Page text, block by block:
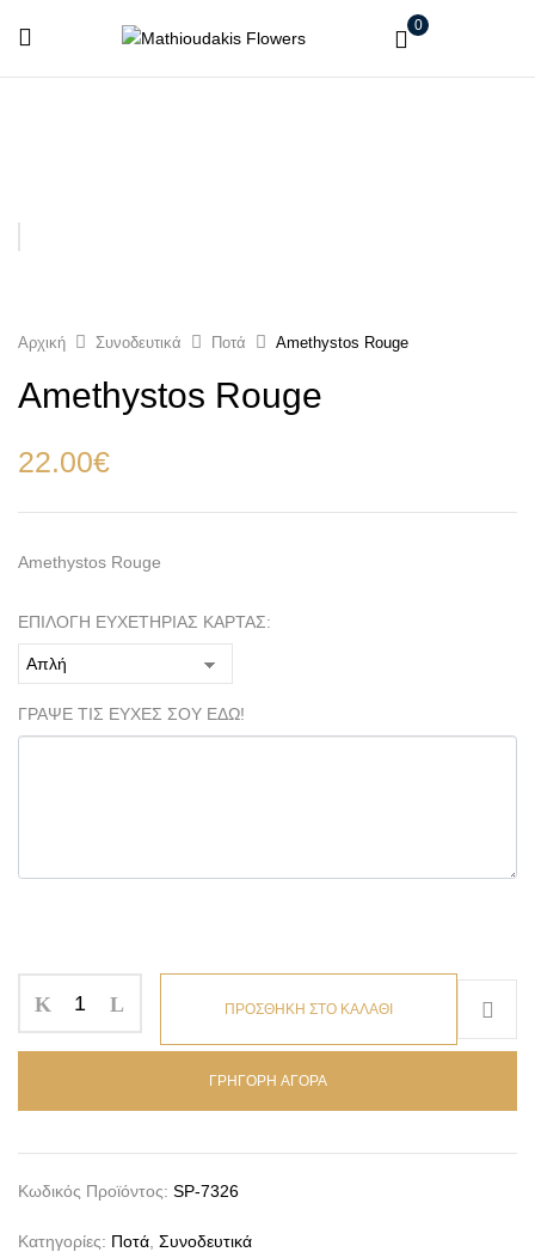
0
Αρχική Συνοδευτικά Ποτά Amethystos Rouge
Amethystos Rouge
22.00€
Amethystos Rouge
ΕΠΙΛΟΓΗ ΕΥΧΕΤΗΡΙΑΣ ΚΑΡΤΑΣ:
ΓΡΑΨΕ ΤΙΣ ΕΥΧΕΣ ΣΟΥ ΕΔΩ!
ΠΡΟΣΘΗΚΗ ΣΤΟ ΚΑΛΑΘΙ
ΓΡΗΓΟΡΗ ΑΓΟΡΑ
Κωδικός Προϊόντος: SP-7326
Κατηγορίες: Ποτά, Συνοδευτικά